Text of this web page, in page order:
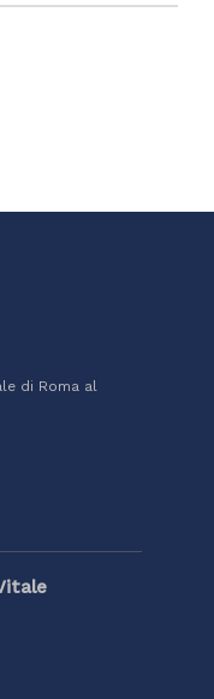
di Roma al